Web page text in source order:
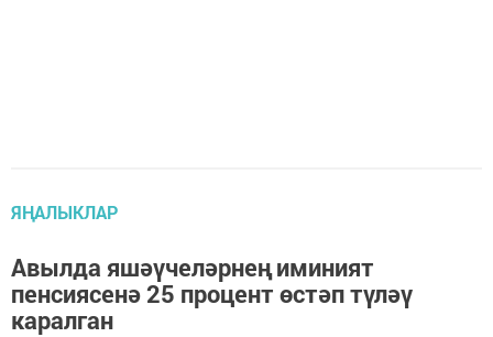
ЯҢАЛЫКЛАР
Авылда яшәүчеләрнең иминият
пенсиясенә 25 процент өстәп түләү
каралган